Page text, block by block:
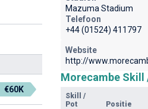
€60K
Mazuma Stadium
Telefoon
+44 (01524) 411797
Website
http://
Morecambe Skill
Skill /
Pot
Positie